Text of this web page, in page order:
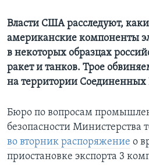
Власти США расследуют,
американские компоненты
в некоторых образцах
ракет и танков. Трое
на территории Соединенных
Бюро по вопросам
безопасности Министерства
во вторник распоряжение о
приостановке экспорта 3